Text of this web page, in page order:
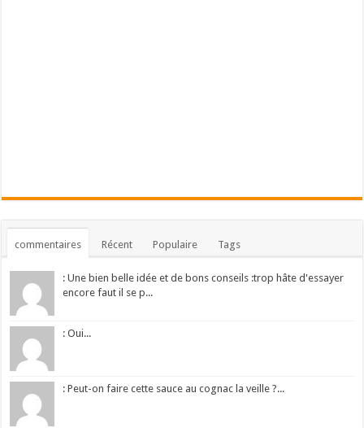
commentaires Récent Populaire Tags
: Une bien belle idée et de bons conseils :trop hâte d'essayer
encore faut il se p...
: Oui...
: Peut-on faire cette sauce au cognac la veille ?...